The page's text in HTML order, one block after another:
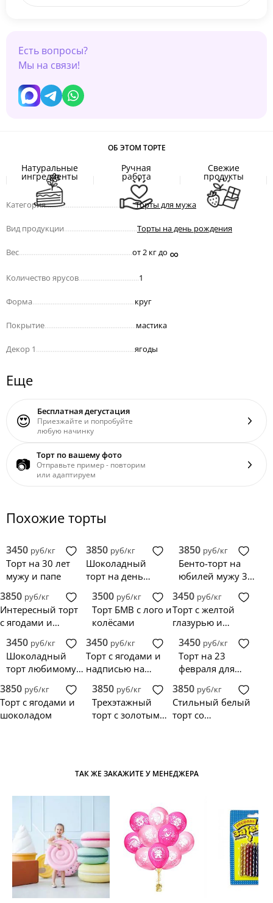
Есть вопросы?
Мы на связи!
ОБ ЭТОМ ТОРТЕ
Натуральные
ингредиенты
Ручная
работа
Свежие
продукты
Категория.................................................Торты для мужа
Вид продукции Торты на день рождения
Вес от 2 кг до ∞
Количество ярусов 1
Форма круг
Покрытие мастика
Декор 1 ягоды
Еще
😍 Бесплатная дегустация
Приезжайте и попробуйте
любую начинку
📷 Торт по вашему фото
Отправьте пример - повторим
или адаптируем
Похожие торты
3450 руб/кг
Торт на 30 лет
мужу и папе
3850 руб/кг
Шоколадный
торт на день
мужчине
3850 руб/кг
Бенто-торт на
юбилей мужу 30
3850 руб/кг
Интересный торт
с ягодами и
3500 руб/кг
Торт БМВ с лого и
колёсами
3450 руб/кг
Торт с желтой
глазурью и
3450 руб/кг
Шоколадный
торт любимому
3450 руб/кг
Торт с ягодами и
надписью на
любимому мужу
3450 руб/кг
Торт на 23
февраля для
3850 руб/кг
Торт с ягодами и
шоколадом
3850 руб/кг
Трехэтажный
торт с золотыми
3850 руб/кг
Стильный белый
торт со
ТАК ЖЕ ЗАКАЖИТЕ У МЕНЕДЖЕРА